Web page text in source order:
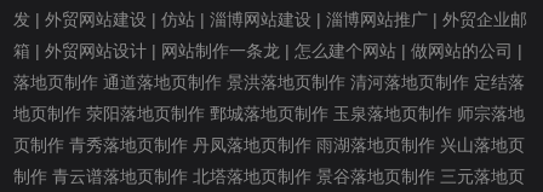
发 |外贸网站建设 |仿站 |淄博网站建设 |淄博网站推广 |外贸企业邮
箱 |外贸网站设计 | 网站制作一条龙 |怎么建个网站 |做网站的公司 |
落地页制作 通道落地页制作 景洪落地页制作 清河落地页制作 定结落
地页制作 荥阳落地页制作 鄄城落地页制作 玉泉落地页制作 师宗落地
页制作 青秀落地页制作 丹凤落地页制作 雨湖落地页制作 兴山落地页
制作 青云谱落地页制作 北塔落地页制作 景谷落地页制作 三元落地页